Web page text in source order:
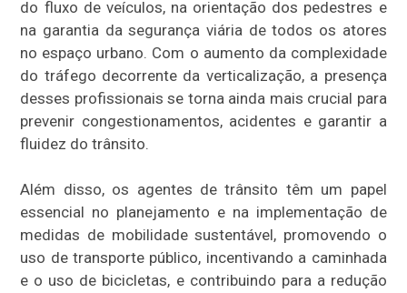
do fluxo de veículos, na orientação dos pedestres e
na garantia da segurança viária de todos os atores
no espaço urbano. Com o aumento da complexidade
do tráfego decorrente da verticalização, a presença
desses profissionais se torna ainda mais crucial para
prevenir congestionamentos, acidentes e garantir a
fluidez do trânsito.
Além disso, os agentes de trânsito têm um papel
essencial no planejamento e na implementação de
medidas de mobilidade sustentável, promovendo o
uso de transporte público, incentivando a caminhada
e o uso de bicicletas, e contribuindo para a redução